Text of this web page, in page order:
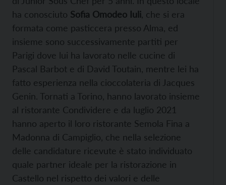
ha conosciuto Sofia Omodeo Iuli , che si era
formata come pasticcera presso Alma, ed
insieme sono successivamente partiti per
Parigi dove lui ha lavorato nelle cucine di
Pascal Barbot e di David Toutain, mentre lei ha
fatto esperienza nella cioccolateria di Jacques
Genin. Tornati a Torino, hanno lavorato insieme
al ristorante Condividere e da luglio 2021
hanno aperto il loro ristorante Semola Fina a
Madonna di Campiglio, che nella selezione
delle candidature ricevute è stato individuato
quale partner ideale per la ristorazione in
Castello nel rispetto dei valori e delle